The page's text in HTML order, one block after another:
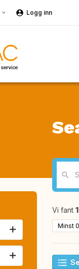
Logg inn
Vi fant
Minst